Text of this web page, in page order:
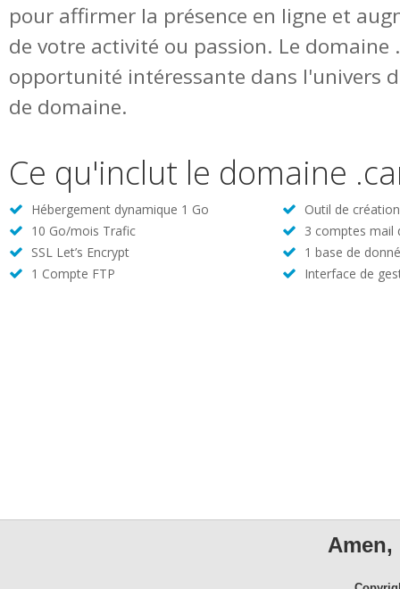
pour affirmer la présence en ligne et
de votre activité ou passion. Le domaine
opportunité intéressante dans l'univers
de domaine.
Ce qu'inclut le domaine
Hébergement dynamique 1 Go
Outil de
10 Go/mois Trafic
3 comptes mail
SSL Let’s Encrypt
1 base de
1 Compte FTP
Interface de